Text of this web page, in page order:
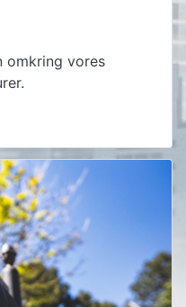
omkring vores